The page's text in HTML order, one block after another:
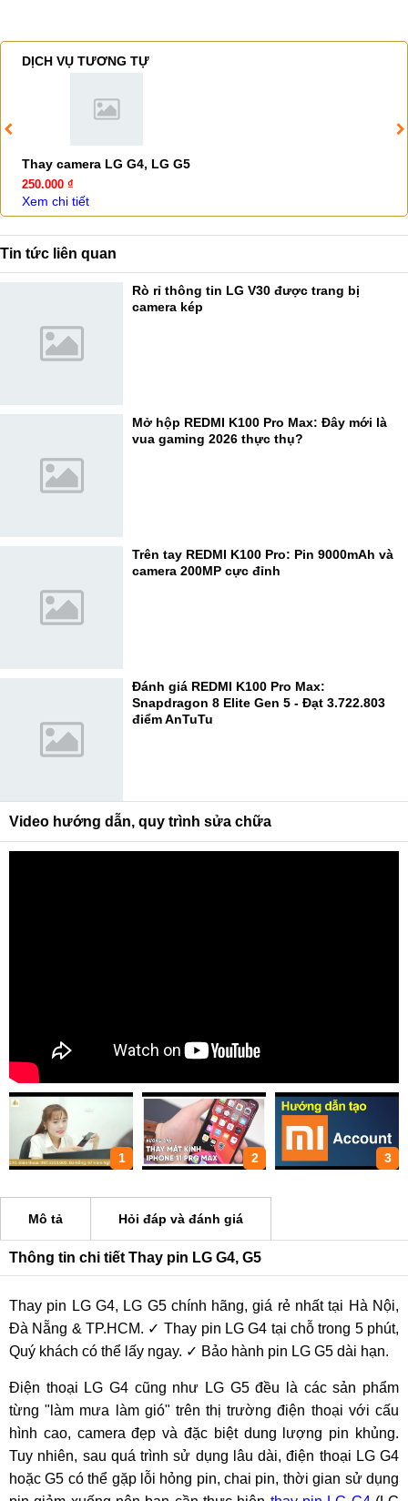
DỊCH VỤ TƯƠNG TỰ
Thay camera LG G4, LG G5
250.000 ₫
Xem chi tiết
Tin tức liên quan
Rò rỉ thông tin LG V30 được trang bị
camera kép
Mở hộp REDMI K100 Pro Max: Đây mới là
vua gaming 2026 thực thụ?
Trên tay REDMI K100 Pro: Pin 9000mAh và
camera 200MP cực đỉnh
Đánh giá REDMI K100 Pro Max:
Snapdragon 8 Elite Gen 5 - Đạt 3.722.803
điểm AnTuTu
Video hướng dẫn, quy trình sửa chữa
1 2 3
Mô tả Hỏi đáp và đánh giá
Thông tin chi tiết Thay pin LG G4, G5
Thay pin LG G4, LG G5 chính hãng, giá rẻ nhất tại Hà Nội,
Đà Nẵng & TP.HCM. ✓ Thay pin LG G4 tại chỗ trong 5 phút,
Quý khách có thể lấy ngay. ✓ Bảo hành pin LG G5 dài hạn.
Điện thoại LG G4 cũng như LG G5 đều là các sản phẩm
từng "làm mưa làm gió" trên thị trường điện thoại với cấu
hình cao, camera đẹp và đặc biệt dung lượng pin khủng.
Tuy nhiên, sau quá trình sử dụng lâu dài, điện thoại LG G4
hoặc G5 có thể gặp lỗi hỏng pin, chai pin, thời gian sử dụng